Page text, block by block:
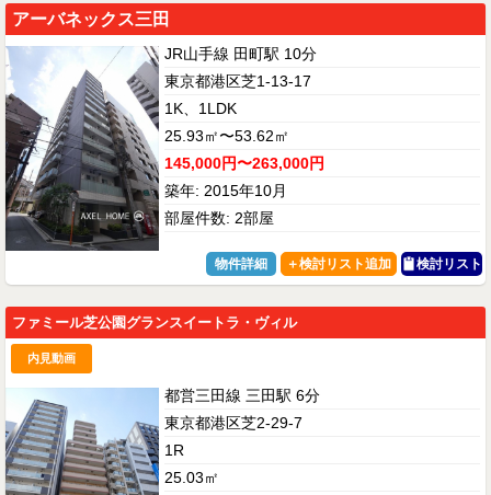
アーバネックス三田
JR山手線 田町駅 10分
東京都港区芝1-13-17
1K、1LDK
25.93㎡〜53.62㎡
145,000円〜263,000円
築年: 2015年10月
部屋件数: 2部屋
物件詳細 検討リスト
ファミール芝公園グランスイートラ・ヴィル
内見動画
都営三田線 三田駅 6分
東京都港区芝2-29-7
1R
25.03㎡